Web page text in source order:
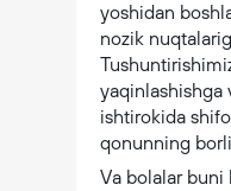
yoshidan
nozik
yaqinlashishga
ishtirokida
qonunning
Va bolalar buni